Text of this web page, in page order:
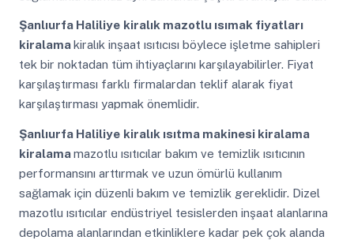
Şanlıurfa Haliliye kiralık mazotlu ısımak fiyatları
kiralamakiralık inşaat ısıtıcısı böylece işletme sahipleri
tek bir noktadan tüm ihtiyaçlarını karşılayabilirler. Fiyat
karşılaştırması farklı firmalardan teklif alarak fiyat
karşılaştırması yapmak önemlidir.
Şanlıurfa Haliliye kiralık ısıtma makinesi kiralama
kiralamamazotlu ısıtıcılar bakım ve temizlik ısıtıcının
performansını arttırmak ve uzun ömürlü kullanım
sağlamak için düzenli bakım ve temizlik gereklidir. Dizel
mazotlu ısıtıcılar endüstriyel tesislerden inşaat alanlarına
depolama alanlarından etkinliklere kadar pek çok alanda